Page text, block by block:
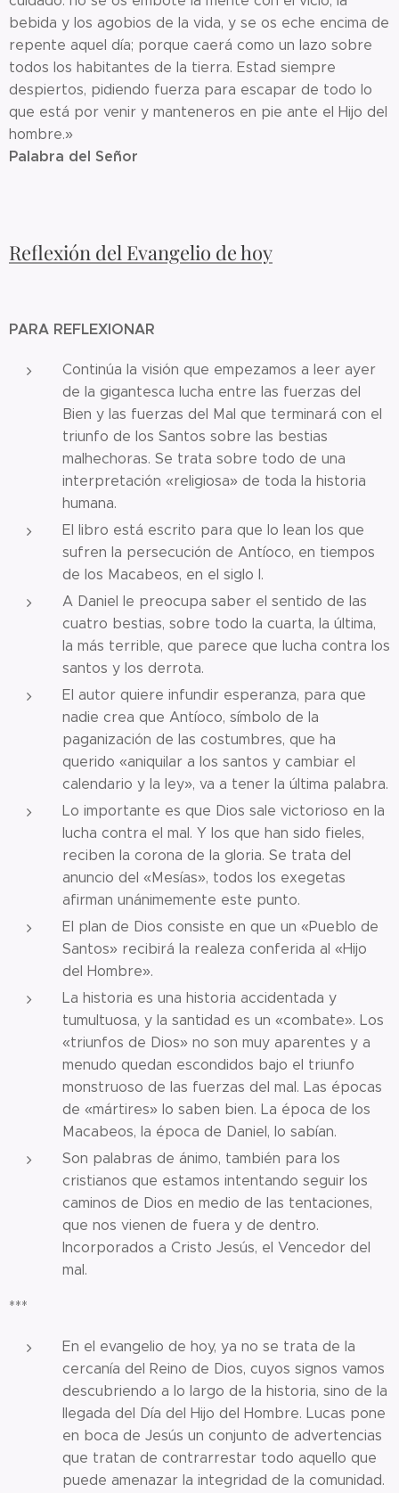
bebida y los agobios de la vida, y se os eche encima de
repente aquel día; porque caerá como un lazo sobre
todos los habitantes de la tierra. Estad siempre
despiertos, pidiendo fuerza para escapar de todo lo
que está por venir y manteneros en pie ante el Hijo del
hombre.»
Palabra del Señor
Reflexión del Evangelio de hoy
PARA REFLEXIONAR
Continúa la visión que empezamos a leer ayer
de la gigantesca lucha entre las fuerzas del
Bien y las fuerzas del Mal que terminará con el
triunfo de los Santos sobre las bestias
malhechoras. Se trata sobre todo de una
interpretación «religiosa» de toda la historia
humana.
El libro está escrito para que lo lean los que
sufren la persecución de Antíoco, en tiempos
de los Macabeos, en el siglo I.
A Daniel le preocupa saber el sentido de las
cuatro bestias, sobre todo la cuarta, la última,
la más terrible, que parece que lucha contra los
santos y los derrota.
El autor quiere infundir esperanza, para que
nadie crea que Antíoco, símbolo de la
paganización de las costumbres, que ha
querido «aniquilar a los santos y cambiar el
calendario y la ley», va a tener la última palabra.
Lo importante es que Dios sale victorioso en la
lucha contra el mal. Y los que han sido fieles,
reciben la corona de la gloria. Se trata del
anuncio del «Mesías», todos los exegetas
afirman unánimemente este punto.
El plan de Dios consiste en que un «Pueblo de
Santos» recibirá la realeza conferida al «Hijo
del Hombre».
La historia es una historia accidentada y
tumultuosa, y la santidad es un «combate». Los
«triunfos de Dios» no son muy aparentes y a
menudo quedan escondidos bajo el triunfo
monstruoso de las fuerzas del mal. Las épocas
de «mártires» lo saben bien. La época de los
Macabeos, la época de Daniel, lo sabían.
Son palabras de ánimo, también para los
cristianos que estamos intentando seguir los
caminos de Dios en medio de las tentaciones,
que nos vienen de fuera y de dentro.
Incorporados a Cristo Jesús, el Vencedor del
mal.
***
En el evangelio de hoy, ya no se trata de la
cercanía del Reino de Dios, cuyos signos vamos
descubriendo a lo largo de la historia, sino de la
llegada del Día del Hijo del Hombre. Lucas pone
en boca de Jesús un conjunto de advertencias
que tratan de contrarrestar todo aquello que
puede amenazar la integridad de la comunidad.